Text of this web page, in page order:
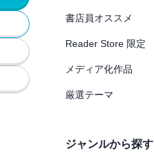
書店員オススメ
Reader Store 限定
メディア化作品
厳選テーマ
ジャンルから探す